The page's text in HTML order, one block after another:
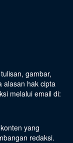
gambar,
alasan hak cipta
melalui email di:
yang
redaksi.